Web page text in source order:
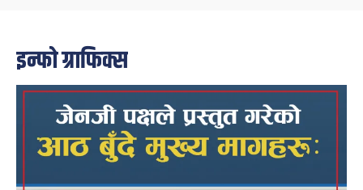
इन्फो ग्राफिक्स